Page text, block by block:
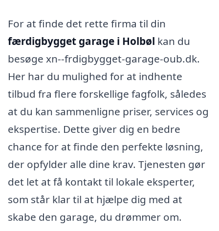
For at finde det rette firma til din
færdigbygget garage i Holbøl kan du
besøge xn--frdigbygget-garage-oub.dk.
Her har du mulighed for at indhente
tilbud fra flere forskellige fagfolk, således
at du kan sammenligne priser, services og
ekspertise. Dette giver dig en bedre
chance for at finde den perfekte løsning,
der opfylder alle dine krav. Tjenesten gør
det let at få kontakt til lokale eksperter,
som står klar til at hjælpe dig med at
skabe den garage, du drømmer om.